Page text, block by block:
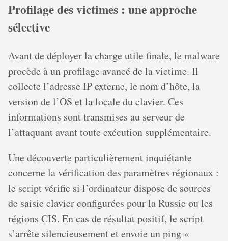
Profilage des victimes : une approche
sélective
Avant de déployer la charge utile finale, le malware
procède à un profilage avancé de la victime. Il
collecte l’adresse IP externe, le nom d’hôte, la
version de l’OS et la locale du clavier. Ces
informations sont transmises au serveur de
l’attaquant avant toute exécution supplémentaire.
Une découverte particulièrement inquiétante
concerne la vérification des paramètres régionaux :
le script vérifie si l’ordinateur dispose de sources
de saisie clavier configurées pour la Russie ou les
régions CIS. En cas de résultat positif, le script
s’arrête silencieusement et envoie un ping «